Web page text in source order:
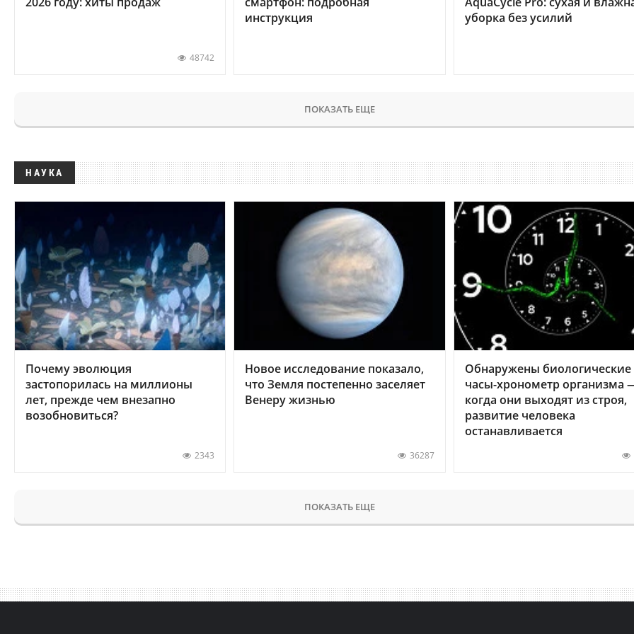
48742
инструкция
уборка без усилий
ПОКАЗАТЬ ЕЩЕ
НАУКА
Почему эволюция
застопорилась на миллионы
лет, прежде чем внезапно
возобновиться?
2343
Новое исследование показало,
что Земля постепенно заселяет
Венеру жизнью
36287
Обнаружены биологические
часы-хронометр организма
когда они выходят из строя,
развитие человека
останавливается
ПОКАЗАТЬ ЕЩЕ